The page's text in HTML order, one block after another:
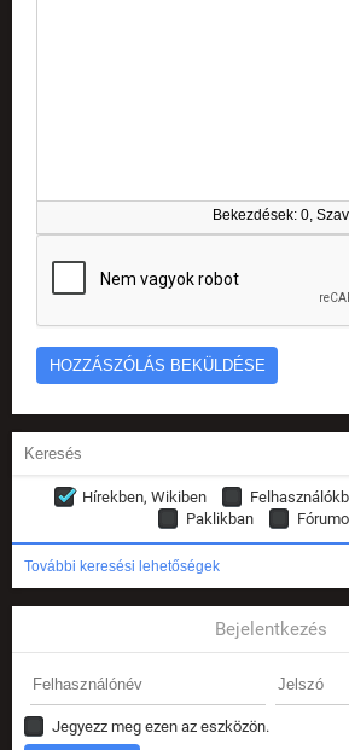
Bekezdések: 0,
Hírekben, Wikiben
Paklikban
További keresési lehetőségek
Bejelentkezés
Jegyezz meg ezen az eszközön.